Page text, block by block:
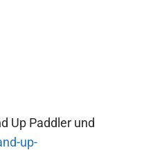
Up Paddler und
up-